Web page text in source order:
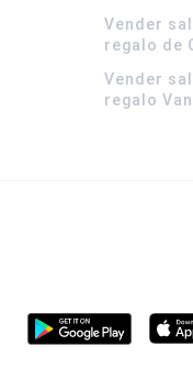
Vender
regalo de
Vender
regalo